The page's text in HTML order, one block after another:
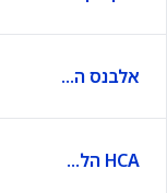
אלבנס הלת'
HCA הלת'קר